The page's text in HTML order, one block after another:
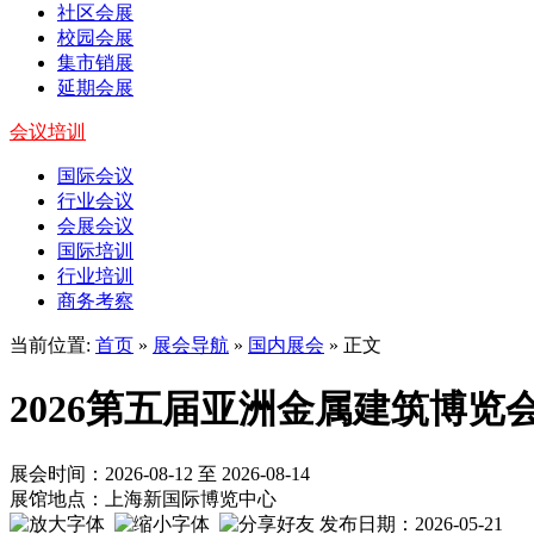
社区会展
校园会展
集市销展
延期会展
会议培训
国际会议
行业会议
会展会议
国际培训
行业培训
商务考察
当前位置: 首页 » 展会导航 » 国内展会 » 正文
2026第五届亚洲金属建筑博览
展会时间：2026-08-12 至 2026-08-14
展馆地点：上海新国际博览中心
发布日期：2026-05-21